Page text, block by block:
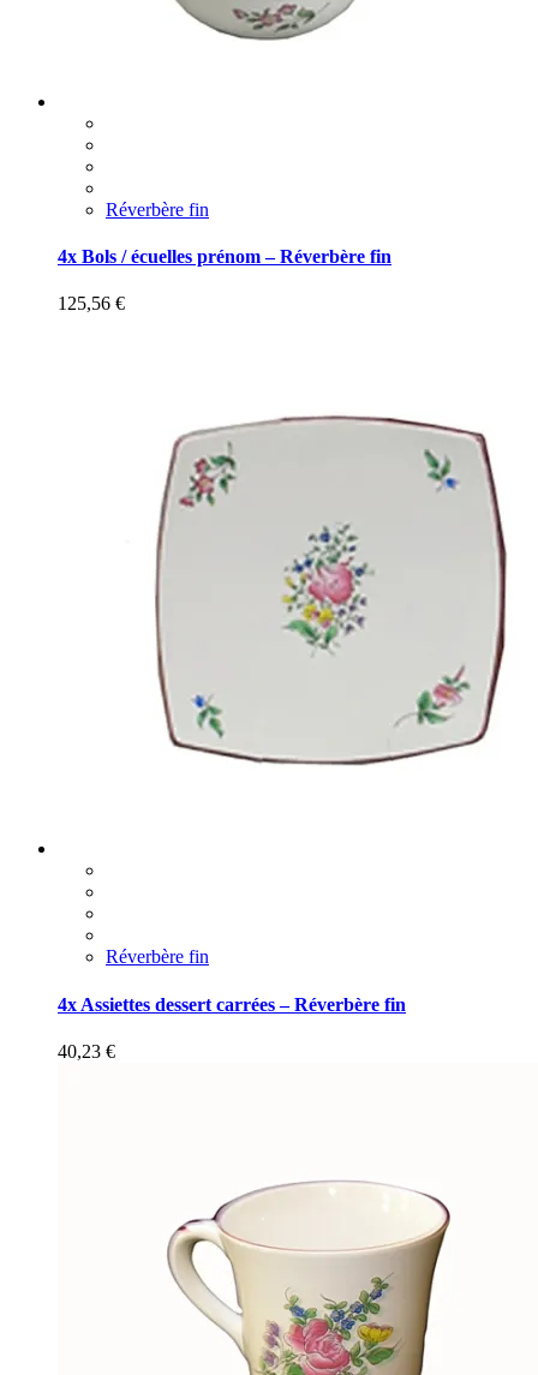
Réverbère fin
4x Bols / écuelles prénom – Réverbère fin
125,56 €
Réverbère fin
4x Assiettes dessert carrées – Réverbère fin
40,23 €